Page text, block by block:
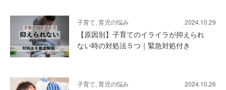
子育て, 育児の悩み 2024.10.29
【原因別】子育てのイライラが抑えられ
ない時の対処法５つ｜緊急対処付き
子育て, 育児の悩み 2024.10.26